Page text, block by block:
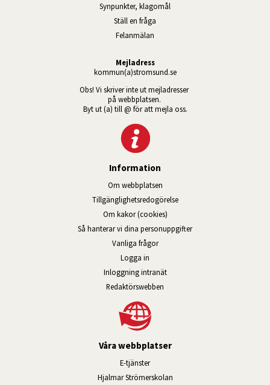
Synpunkter, klagomål
Ställ en fråga
Felanmälan
Mejladress
kommun(a)stromsund.se
Obs! Vi skriver inte ut mejladresser
på webbplatsen.
Byt ut (a) till @ för att mejla oss.
Information
Om webbplatsen
Tillgänglig­hets­redo­görelse
Om kakor (cookies)
Så hanterar vi dina personuppgifter
Vanliga frågor
Logga in
Inloggning intranätÖppnas i nytt fönster.
Redaktörswebben
Våra webbplatser
E-tjänsterLänk till annan webbplats, öppnas i
Hjalmar StrömerskolanLänk till annan webbplats,